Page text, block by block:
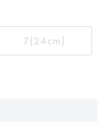
7(24cm)